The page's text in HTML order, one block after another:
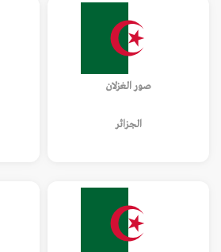
صور الغزلان
الجزائر